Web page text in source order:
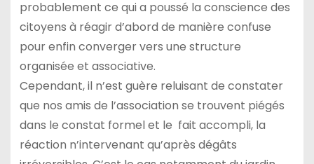
probablement ce qui a poussé la conscience des
citoyens à réagir d’abord de manière confuse
pour enfin converger vers une structure
organisée et associative.
Cependant, il n’est guère reluisant de constater
que nos amis de l’association se trouvent piégés
dans le constat formel et le fait accompli, la
réaction n’intervenant qu’après dégâts